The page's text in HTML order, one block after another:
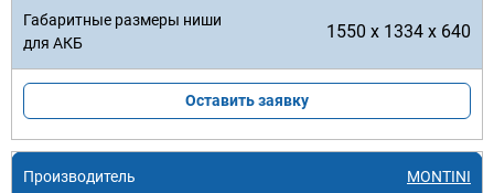
1550 x 1334 x 640
Оставить заявку
MONTINI